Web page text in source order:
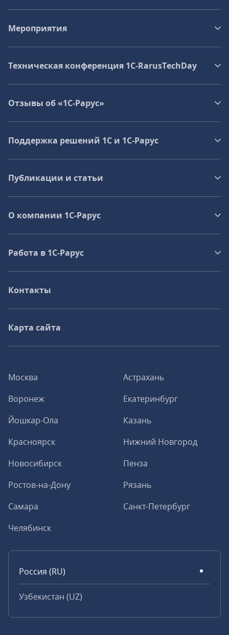
Москва
Астрахань
Воронеж
Екатеринбург
Йошкар-Ола
Казань
Красноярск
Нижний Новгород
Новосибирск
Пенза
Ростов-на-Дону
Рязань
Самара
Санкт-Петербург
Челябинск
Россия (RU)
Узбекистан (UZ)
Мероприятия
Техническая конференция 1C‑RarusTechDay
Отзывы об «1С-Рарус»
Поддержка решений 1С и 1С‑Рарус
Публикации и статьи
О компании 1C-Рарус
Работа в 1С‑Рарус
Контакты
Карта сайта